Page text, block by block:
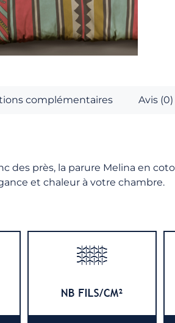
complémentaires Avis (0)
des près, la parure Melina en
et chaleur à votre chambre.